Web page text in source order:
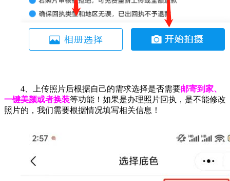
4、上传照片后根据自己的需求选择是否需要邮寄到家、
一键美颜或者换装等功能！如果是办理照片回执，是不能修改
照片的，我们需要根据情况填写相关信息！